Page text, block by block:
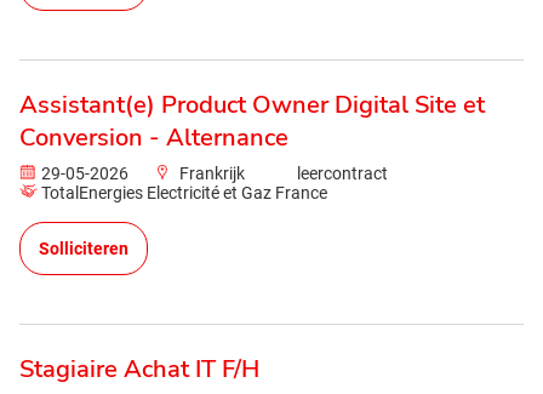
Assistant(e) Product Owner Digital Site et
Conversion - Alternance
29-05-2026 Frankrijk
leercontract
TotalEnergies Electricité et Gaz France
Solliciteren
Stagiaire Achat IT F/H